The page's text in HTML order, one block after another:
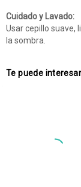
Cuidado y Lavado:
Usar cepillo suave,
la sombra.
Te puede interesar